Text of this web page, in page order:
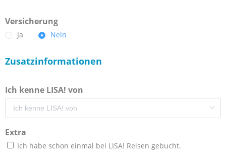
Versicherung
Ja Nein
Zusatzinformationen
Ich kenne LISA! von
Extra
Ich habe schon einmal bei LISA! Reisen gebucht.